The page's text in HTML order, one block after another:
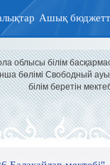
Ашық
облысы білім
бөлімі Свободный
білім беретін